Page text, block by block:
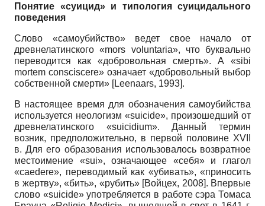
Понятие «суицид» и типология суицидального
поведения
Слово «самоубийство» ведет свое начало от
древнелатинского «mors voluntaria», что буквально
переводится как «добровольная смерть». А «sibi
mortem consciscere» означает «добровольный выбор
собственной смерти» [Leenaars, 1993].
В настоящее время для обозначения самоубийства
используется неологизм «suicide», произошедший от
древнелатинского «suicidium». Данный термин
возник, предположительно, в первой половине XVII
в. Для его образования использовалось возвратное
местоимение «sui», означающее «себя» и глагол
«caedere», переводимый как «убивать», «приносить
в жертву», «бить», «рубить» [Войцех, 2008]. Впервые
слово «suicide» употребляется в работе сэра Томаса